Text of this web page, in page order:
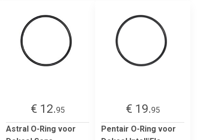
€ 12.95
Astral O-Ring voor
€ 19.95
Pentair O-Ring voor